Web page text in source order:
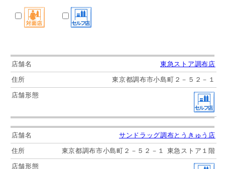
東急ストア調布店
東京都調布市小島町２－５２－１
サンドラッグ調布とうきゅう店
東京都調布市小島町２－５２－１ 東急ストア１階